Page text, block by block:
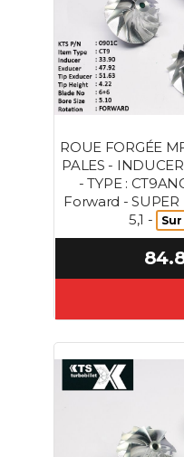
ROUE FORGÉE
PALES -
- TYPE :
Forward - SUPER
5,1 -